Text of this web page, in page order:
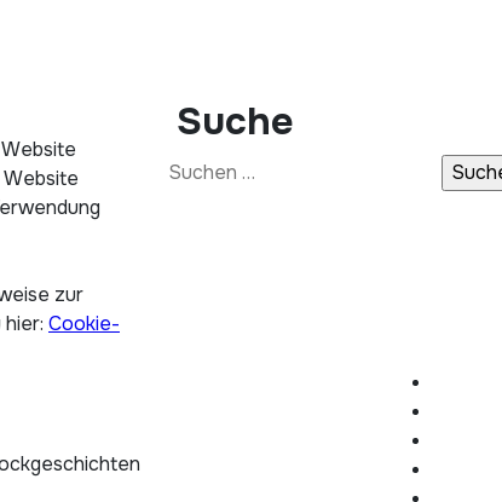
zur
Cookie-
Suche
Suchen